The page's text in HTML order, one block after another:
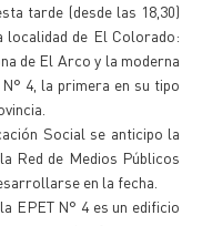
tarde (desde las 18,30)
localidad de El Colorado:
de El Arco y la moderna
4, la primera en su tipo
Social se anticipo la
Red de Medios Públicos
en la fecha.
EPET N° 4 es un edificio